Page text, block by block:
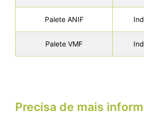
Palete ANIF
Palete VMF
Precisa de mais